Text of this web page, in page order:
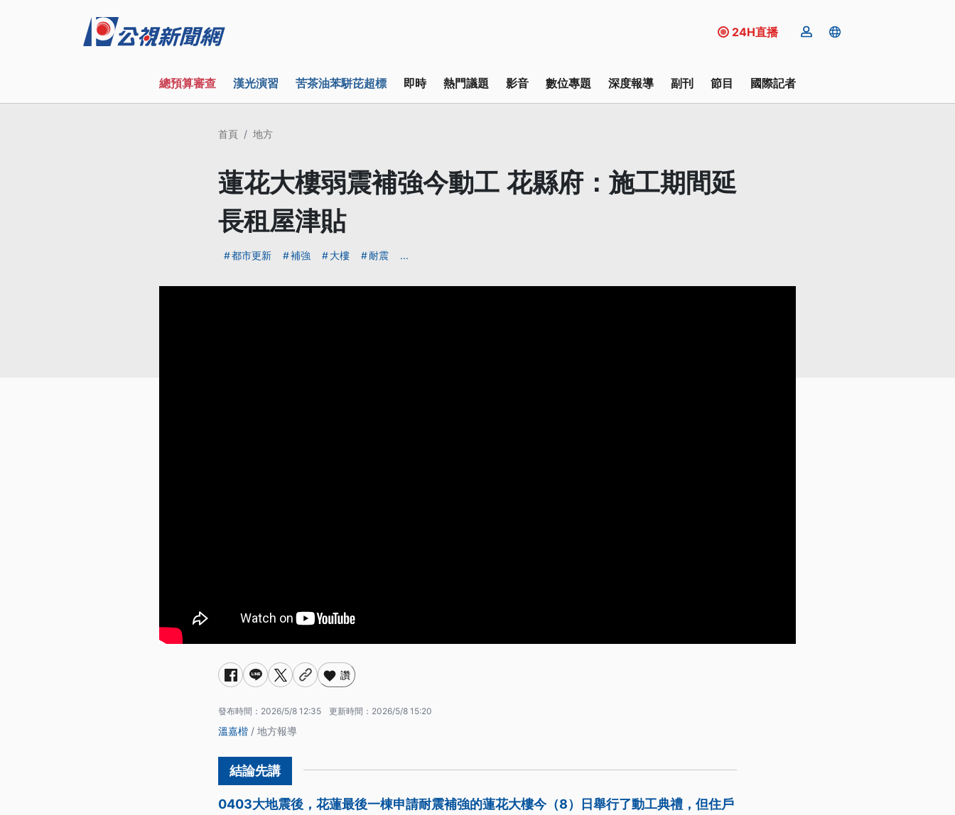
24H直播
總預算審查 漢光演習 苦茶油苯駢芘超標 即時 熱門議題 影音 數位專題 深度報導 副刊 節目 國際記者
首頁 地方
蓮花大樓弱震補強今動工 花縣府：施工期間延
長租屋津貼
都市更新 補強 大樓 耐震 ...
讚
發布時間： 2026/5/8 12:35 更新時間： 2026/5/8 15:20
溫嘉楷 / 地方報導
0403大地震後，花蓮最後一棟申請耐震補強的蓮花大樓今（8）日舉行了動工典禮，但住戶